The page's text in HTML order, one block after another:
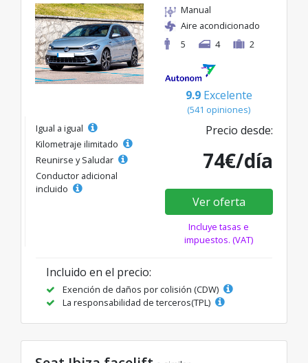
Manual
Aire acondicionado
5
4 2
9.9 Excelente
(541 opiniones)
Igual a igual
Kilometraje ilimitado
Reunirse y Saludar
Conductor adicional
incluido
Precio desde:
74€/día
Ver oferta
Incluye tasas e
impuestos. (VAT)
Incluido en el precio:
Exención de daños por colisión (CDW)
La responsabilidad de terceros(TPL)